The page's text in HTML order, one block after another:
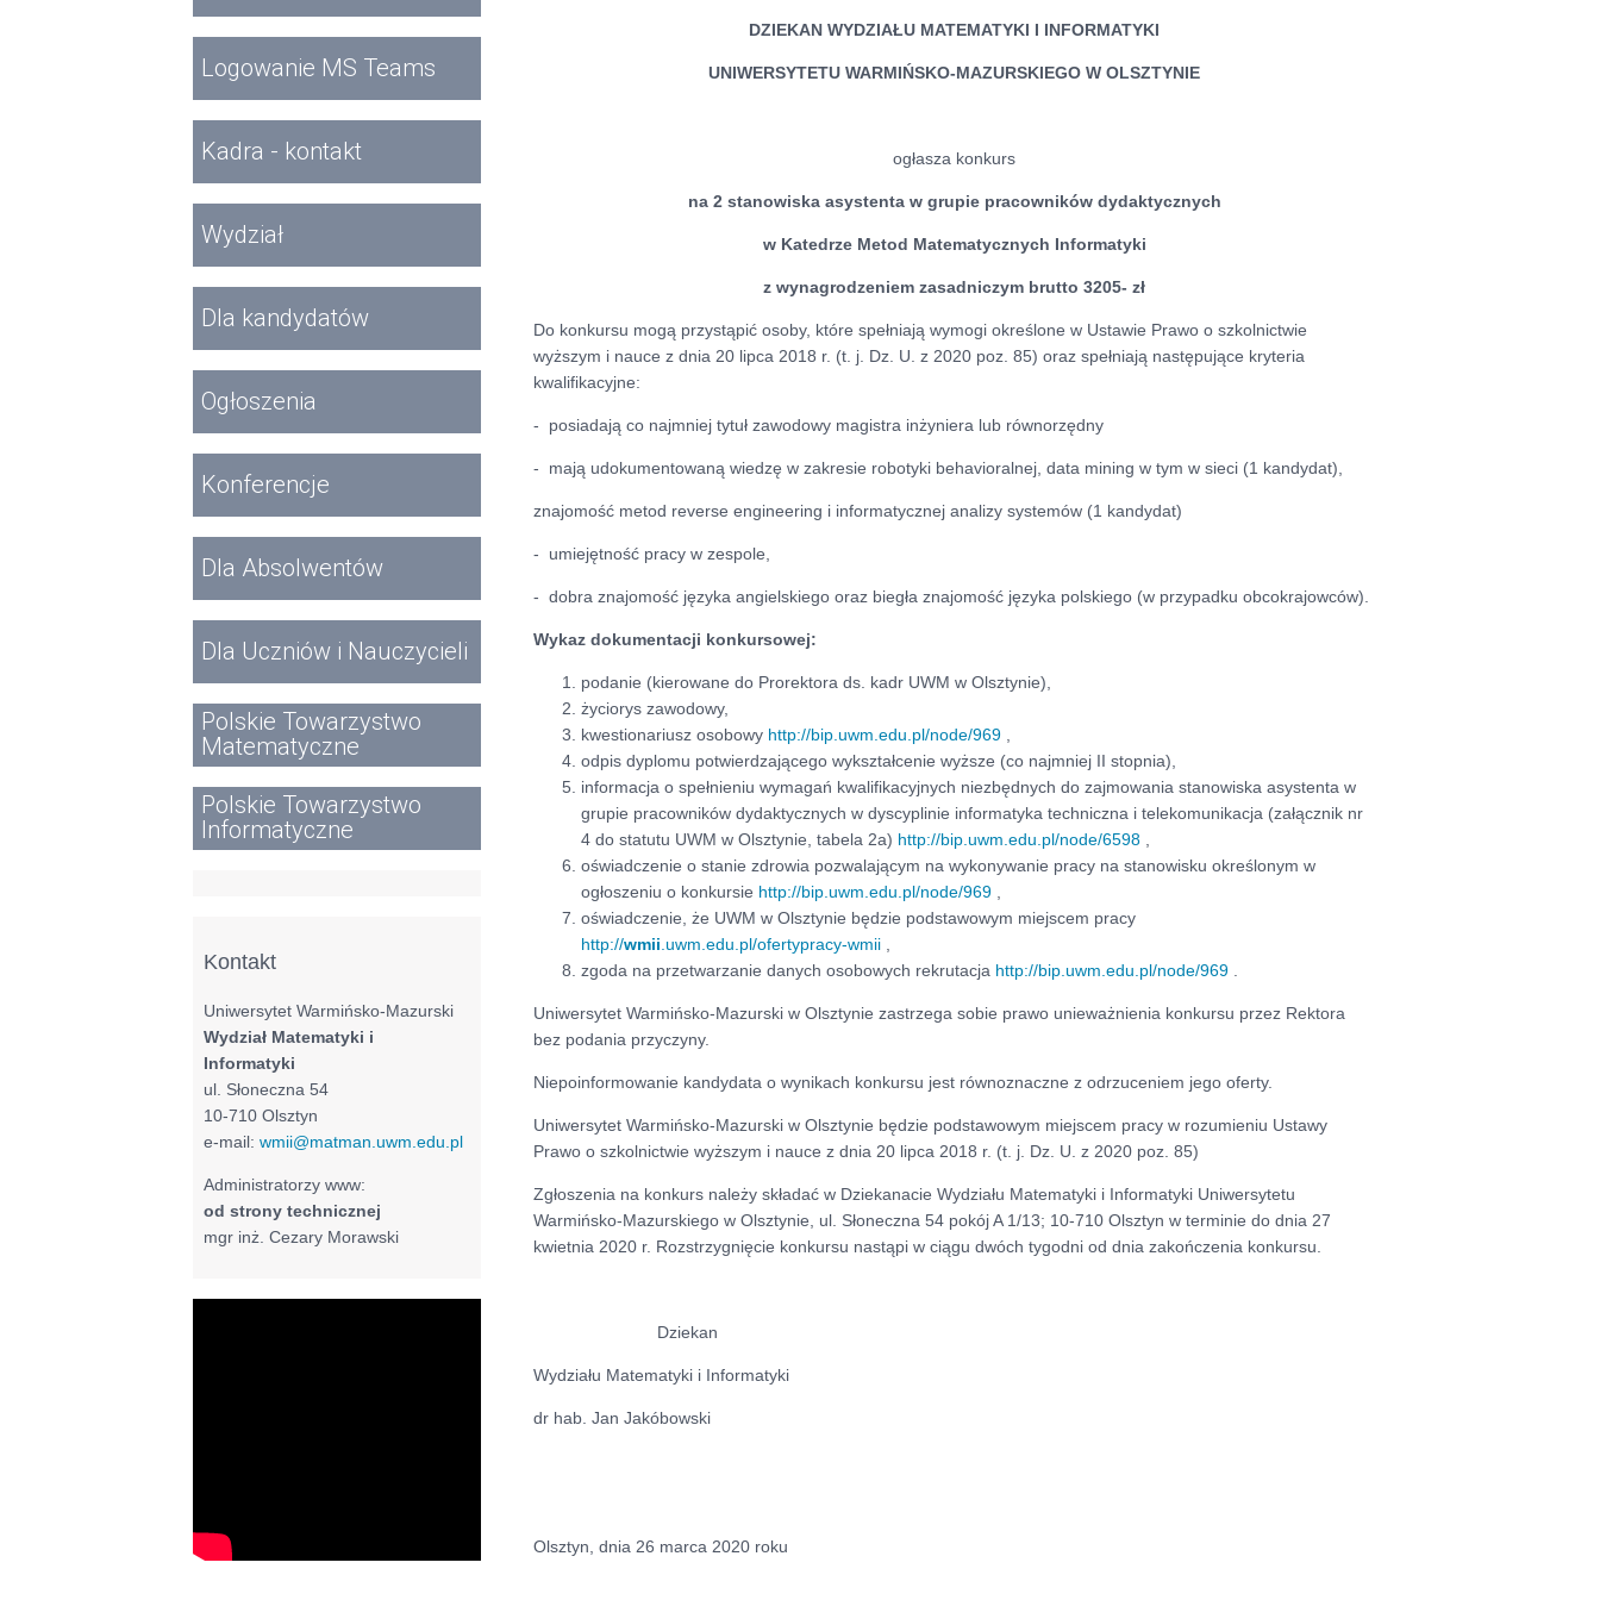
Logowanie MS Teams
Kadra - kontakt
Wydział
Dla kandydatów
Ogłoszenia
Konferencje
Dla Absolwentów
Dla Uczniów i Nauczycieli
Polskie Towarzystwo
Matematyczne
Polskie Towarzystwo
Informatyczne
Kontakt
Uniwersytet Warmińsko-Mazurski
Wydział Matematyki i
Informatyki
ul. Słoneczna 54
10-710 Olsztyn
e-mail:wmii@matman.uwm.edu.pl
Administratorzy www:
od strony technicznej
mgr inż. Cezary Morawski
DZIEKAN WYDZIAŁU MATEMATYKI I INFORMATYKI
UNIWERSYTETU WARMIŃSKO-MAZURSKIEGO W OLSZTYNIE
ogłasza konkurs
na 2 stanowiska asystenta w grupie pracowników dydaktycznych
w Katedrze Metod Matematycznych Informatyki
z wynagrodzeniem zasadniczym brutto 3205- zł
Do konkursu mogą przystąpić osoby, które spełniają wymogi określone w Ustawie Prawo o szkolnictwie
wyższym i nauce z dnia 20 lipca 2018 r. (t. j. Dz. U. z 2020 poz. 85) oraz spełniają następujące kryteria
kwalifikacyjne:
- posiadają co najmniej tytuł zawodowy magistra inżyniera lub równorzędny
- mają udokumentowaną wiedzę w zakresie robotyki behavioralnej, data mining w tym w sieci (1 kandydat),
znajomość metod reverse engineering i informatycznej analizy systemów (1 kandydat)
- umiejętność pracy w zespole,
- dobra znajomość języka angielskiego oraz biegła znajomość języka polskiego (w przypadku obcokrajowców).
Wykaz dokumentacji konkursowej:
podanie (kierowane do Prorektora ds. kadr UWM w Olsztynie),
życiorys zawodowy,
kwestionariusz osobowy http://bip.uwm.edu.pl/node/969 ,
odpis dyplomu potwierdzającego wykształcenie wyższe (co najmniej II stopnia),
informacja o spełnieniu wymagań kwalifikacyjnych niezbędnych do zajmowania stanowiska asystenta w
grupie pracowników dydaktycznych w dyscyplinie informatyka techniczna i telekomunikacja (załącznik nr
4 do statutu UWM w Olsztynie, tabela 2a) http://bip.uwm.edu.pl/node/6598 ,
oświadczenie o stanie zdrowia pozwalającym na wykonywanie pracy na stanowisku określonym w
ogłoszeniu o konkursie http://bip.uwm.edu.pl/node/969 ,
oświadczenie, że UWM w Olsztynie będzie podstawowym miejscem pracy
http://wmii.uwm.edu.pl/ofertypracy-wmii ,
zgoda na przetwarzanie danych osobowych rekrutacja http://bip.uwm.edu.pl/node/969 .
Uniwersytet Warmińsko-Mazurski w Olsztynie zastrzega sobie prawo unieważnienia konkursu przez Rektora
bez podania przyczyny.
Niepoinformowanie kandydata o wynikach konkursu jest równoznaczne z odrzuceniem jego oferty.
Uniwersytet Warmińsko-Mazurski w Olsztynie będzie podstawowym miejscem pracy w rozumieniu Ustawy
Prawo o szkolnictwie wyższym i nauce z dnia 20 lipca 2018 r. (t. j. Dz. U. z 2020 poz. 85)
Zgłoszenia na konkurs należy składać w Dziekanacie Wydziału Matematyki i Informatyki Uniwersytetu
Warmińsko-Mazurskiego w Olsztynie, ul. Słoneczna 54 pokój A 1/13; 10-710 Olsztyn w terminie do dnia 27
kwietnia 2020 r. Rozstrzygnięcie konkursu nastąpi w ciągu dwóch tygodni od dnia zakończenia konkursu.
Dziekan
Wydziału Matematyki i Informatyki
dr hab. Jan Jakóbowski
Olsztyn, dnia 26 marca 2020 roku